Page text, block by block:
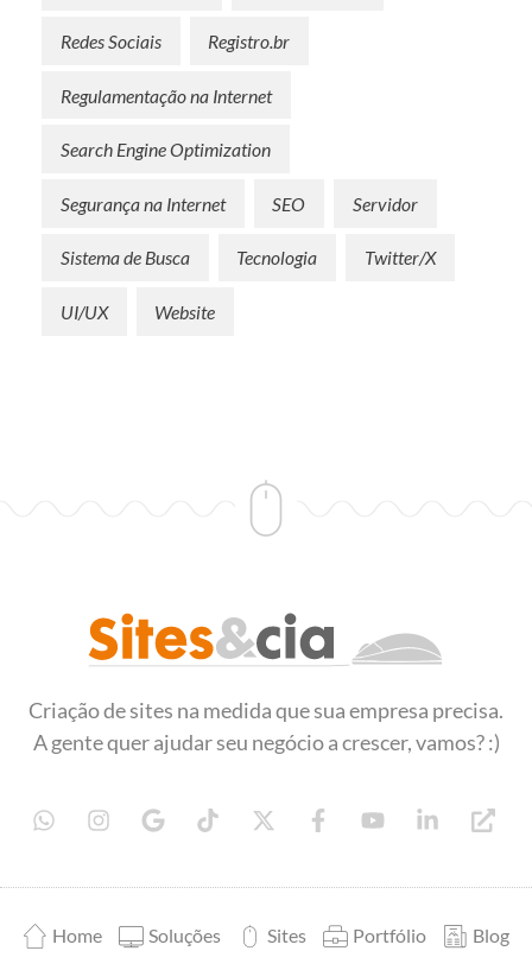
Redes Sociais Registro.br
Regulamentação na Internet
Search Engine Optimization
Segurança na Internet SEO Servidor
Sistema de Busca Tecnologia Twitter/X
UI/UX Website
Criação de sites na medida que sua empresa precisa.
A gente quer ajudar seu negócio a crescer, vamos? :)
Home Soluções Sites Portfólio Blog